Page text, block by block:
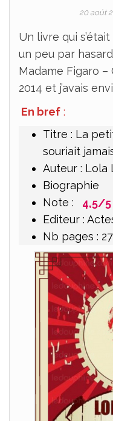
20 août
Un livre qui
un peu par
Madame Figaro
2014 et j’avais
En bref:
Titre : La
souriait
Auteur : Lola
Biographie
Note :
4,5/5
Editeur :
Nb pages :